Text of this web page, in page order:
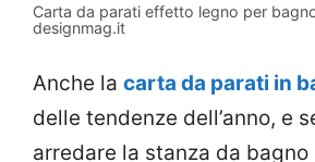
Carta da parati effetto legno per
designmag.it
Anche la carta da parati in
delle tendenze dell’anno, e
arredare la stanza da